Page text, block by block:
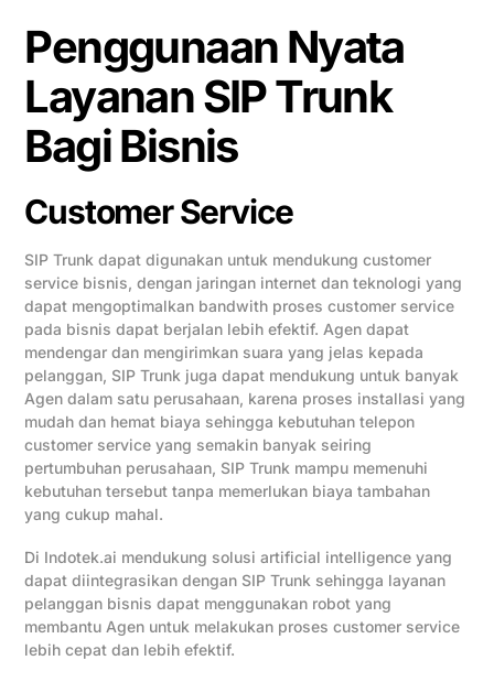
Penggunaan Nyata
Layanan SIP Trunk
Bagi Bisnis
Customer Service
SIP Trunk dapat digunakan untuk mendukung customer
service bisnis, dengan jaringan internet dan teknologi yang
dapat mengoptimalkan bandwith proses customer service
pada bisnis dapat berjalan lebih efektif. Agen dapat
mendengar dan mengirimkan suara yang jelas kepada
pelanggan, SIP Trunk juga dapat mendukung untuk banyak
Agen dalam satu perusahaan, karena proses installasi yang
mudah dan hemat biaya sehingga kebutuhan telepon
customer service yang semakin banyak seiring
pertumbuhan perusahaan, SIP Trunk mampu memenuhi
kebutuhan tersebut tanpa memerlukan biaya tambahan
yang cukup mahal.
Di Indotek.ai mendukung solusi artificial intelligence yang
dapat diintegrasikan dengan SIP Trunk sehingga layanan
pelanggan bisnis dapat menggunakan robot yang
membantu Agen untuk melakukan proses customer service
lebih cepat dan lebih efektif.